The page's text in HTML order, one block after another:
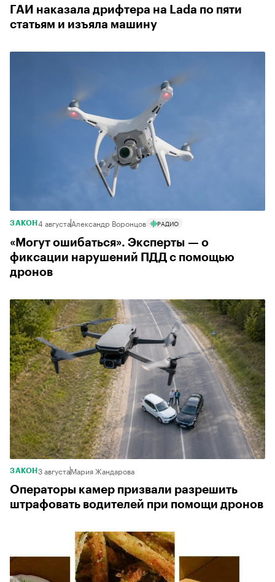
ГАИ наказала дрифтера на Lada по пяти
статьям и изъяла машину
ЗАКОН 4 августаАлександр Воронцов РАДИО
«Могут ошибаться». Эксперты — о
фиксации нарушений ПДД с помощью
дронов
ЗАКОН 3 августаМария Жандарова
Операторы камер призвали разрешить
штрафовать водителей при помощи дронов